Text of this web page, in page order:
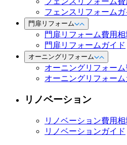
フェンスリフォームガ
門扉リフォーム
門扉リフォーム費用相
門扉リフォームガイド
オーニングリフォーム
オーニングリフォー
オーニングリフォーム
リノベーション
リノベーション費用
リノベーションガイド